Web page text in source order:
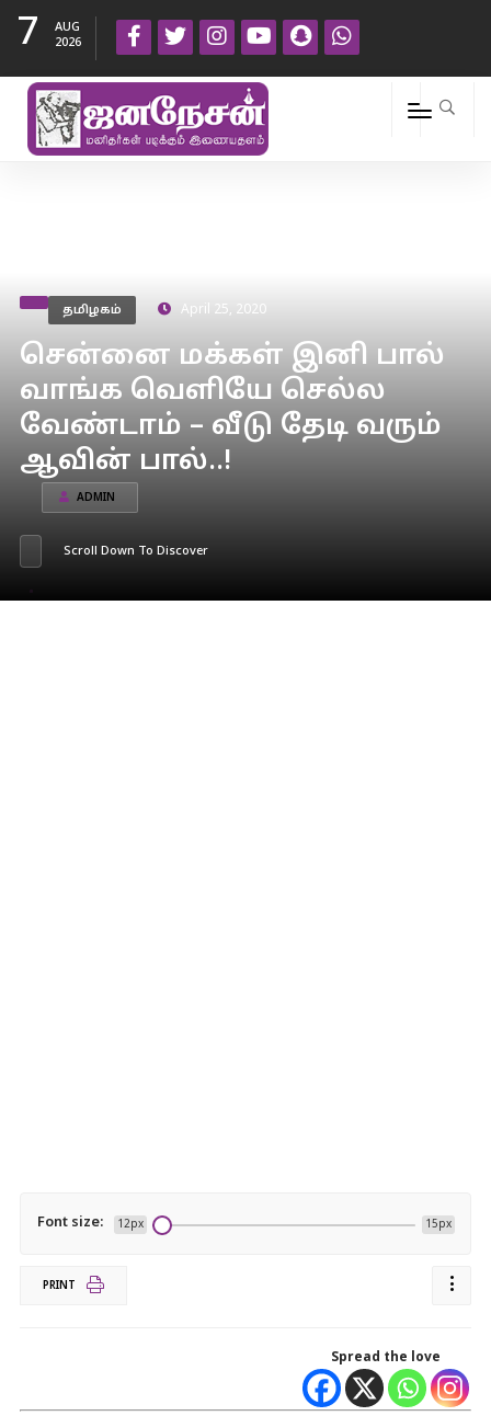
7
AUG
2026
தமிழகம் April 25, 2020
சென்னை மக்கள் இனி பால்
வாங்க வெளியே செல்ல
வேண்டாம் – வீடு தேடி வரும்
ஆவின் பால்..!
ADMIN
Scroll Down To Discover
Font size: 12px 15px
PRINT
Spread the love